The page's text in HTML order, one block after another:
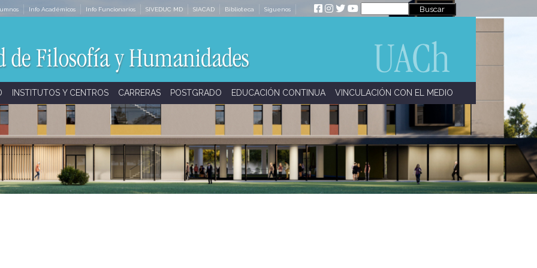
Info Académicos Info Funcionarios SIVEDUC MD SIACAD Biblioteca Síguenos
INSTITUTOS Y CENTROS CARRERAS POSTGRADO EDUCACIÓN CONTINUA VINCULACIÓN CON EL MEDIO